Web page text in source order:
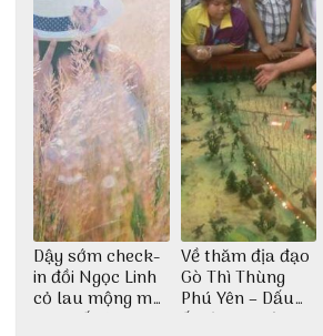
Dậy sớm check-
in đồi Ngọc Linh
cỏ lau mộng mơ
tại Huế nè bạn
Về thăm địa đạo
Gò Thì Thùng
Phú Yên – Dấu
ấn lịch sử còn